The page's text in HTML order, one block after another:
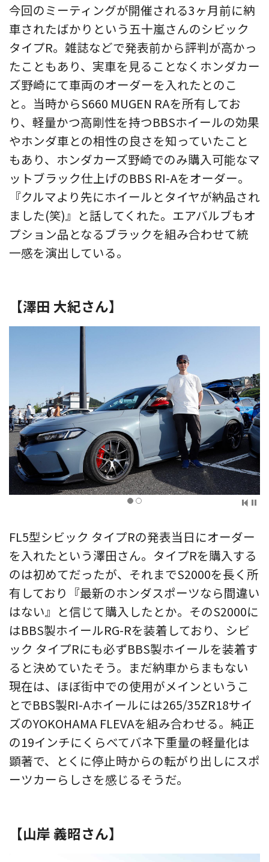
今回のミーティングが開催される3ヶ月前に納
車されたばかりという五十嵐さんのシビック
タイプR。雑誌などで発表前から評判が高かっ
たこともあり、実車を見ることなくホンダカー
ズ野崎にて車両のオーダーを入れたとのこ
と。当時からS660 MUGEN RAを所有してお
り、軽量かつ高剛性を持つBBSホイールの効果
やホンダ車との相性の良さを知っていたこと
もあり、ホンダカーズ野崎でのみ購入可能なマ
ットブラック仕上げのBBS RI-Aをオーダー。
『クルマより先にホイールとタイヤが納品され
ました(笑)』と話してくれた。エアバルブもオ
プション品となるブラックを組み合わせて統
一感を演出している。
【澤田 大紀さん】
FL5型シビック タイプRの発表当日にオーダー
を入れたという澤田さん。タイプRを購入する
のは初めてだったが、それまでS2000を長く所
有しており『最新のホンダスポーツなら間違い
はない』と信じて購入したとか。そのS2000に
はBBS製ホイールRG-Rを装着しており、シビ
ック タイプRにも必ずBBS製ホイールを装着す
ると決めていたそう。まだ納車からまもない
現在は、ほぼ街中での使用がメインというこ
とでBBS製RI-Aホイールには265/35ZR18サイ
ズのYOKOHAMA FLEVAを組み合わせる。純正
の19インチにくらべてバネ下重量の軽量化は
顕著で、とくに停止時からの転がり出しにスポ
ーツカーらしさを感じるそうだ。
【山岸 義昭さん】